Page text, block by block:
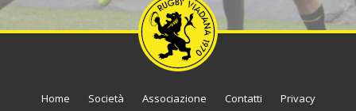
Home Società Associazione Contatti Privacy